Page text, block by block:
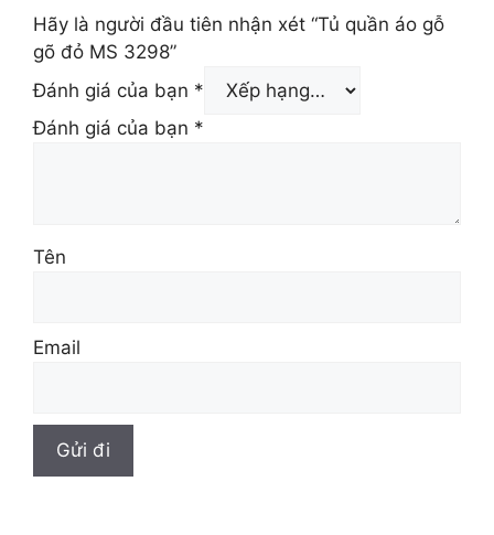
Hãy là người đầu tiên nhận xét “Tủ quần áo gỗ
gõ đỏ MS 3298”
Đánh giá của bạn *
Đánh giá của bạn *
Tên
Email